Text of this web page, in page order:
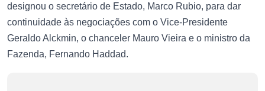
designou o secretário de Estado, Marco Rubio, para dar
continuidade às negociações com o Vice-Presidente
Geraldo Alckmin, o chanceler Mauro Vieira e o ministro da
Fazenda, Fernando Haddad.